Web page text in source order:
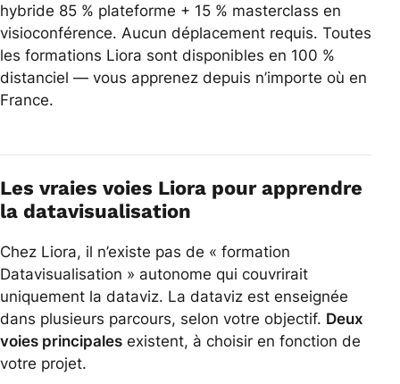
hybride 85 % plateforme + 15 % masterclass en
visioconférence. Aucun déplacement requis. Toutes
les formations Liora sont disponibles en 100 %
distanciel — vous apprenez depuis n’importe où en
France.
Les vraies voies Liora pour apprendre
la datavisualisation
Chez Liora, il n’existe pas de « formation
Datavisualisation » autonome qui couvrirait
uniquement la dataviz. La dataviz est enseignée
dans plusieurs parcours, selon votre objectif. Deux
voies principales existent, à choisir en fonction de
votre projet.